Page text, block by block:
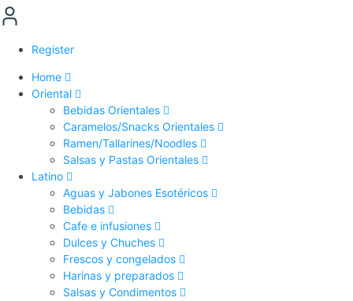
Register
Home
Oriental
Bebidas Orientales
Caramelos/Snacks Orientales
Ramen/Tallarines/Noodles
Salsas y Pastas Orientales
Latino
Aguas y Jabones Esotéricos
Bebidas
Cafe e infusiones
Dulces y Chuches
Frescos y congelados
Harinas y preparados
Salsas y Condimentos